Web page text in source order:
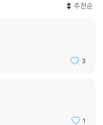
추천순
3
1